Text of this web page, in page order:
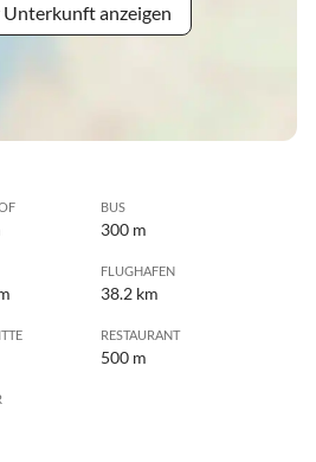
Unterkunft anzeigen
BUS
300 m
FLUGHAFEN
38.2 km
RESTAURANT
500 m